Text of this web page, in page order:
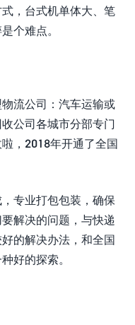
，台式机单体大、笔
个难点。
流公司：汽车运输或
公司各城市分部专门
，2018年开通了全国
专业打包包装，确保
解决的问题，与快递
的解决办法，和全国
好的探索。